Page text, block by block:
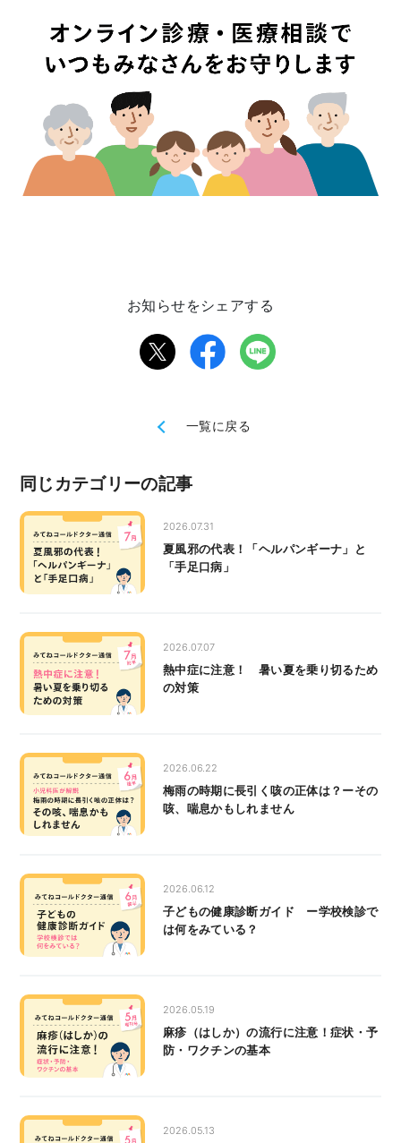
お知らせをシェアする
一覧に戻る
同じカテゴリーの記事
2026.07.31
夏風邪の代表！「ヘルパンギーナ」と
「手足口病」
2026.07.07
熱中症に注意！ 暑い夏を乗り切るため
の対策
2026.06.22
梅雨の時期に長引く咳の正体は？ーその
咳、喘息かもしれません
2026.06.12
子どもの健康診断ガイド ー学校検診で
は何をみている？
2026.05.19
麻疹（はしか）の流行に注意！症状・予
防・ワクチンの基本
2026.05.13